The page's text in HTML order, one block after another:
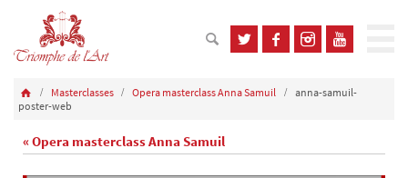
Masterclasses Opera masterclass Anna Samuil
anna-samuil-
poster-web
« Opera masterclass Anna Samuil